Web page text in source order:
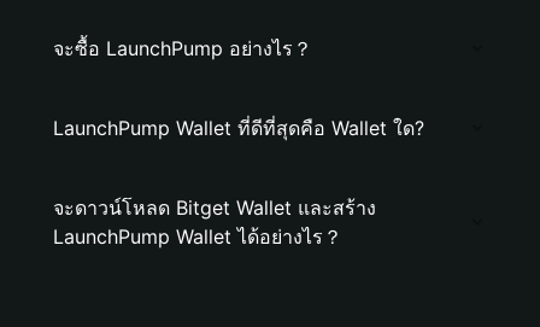
จะซื้อ LaunchPump อย่างไร？
LaunchPump Wallet ที่ดีที่สุดคือ Wallet ใด?
จะดาวน์โหลด Bitget Wallet และสร้าง
LaunchPump Wallet ได้อย่างไร？